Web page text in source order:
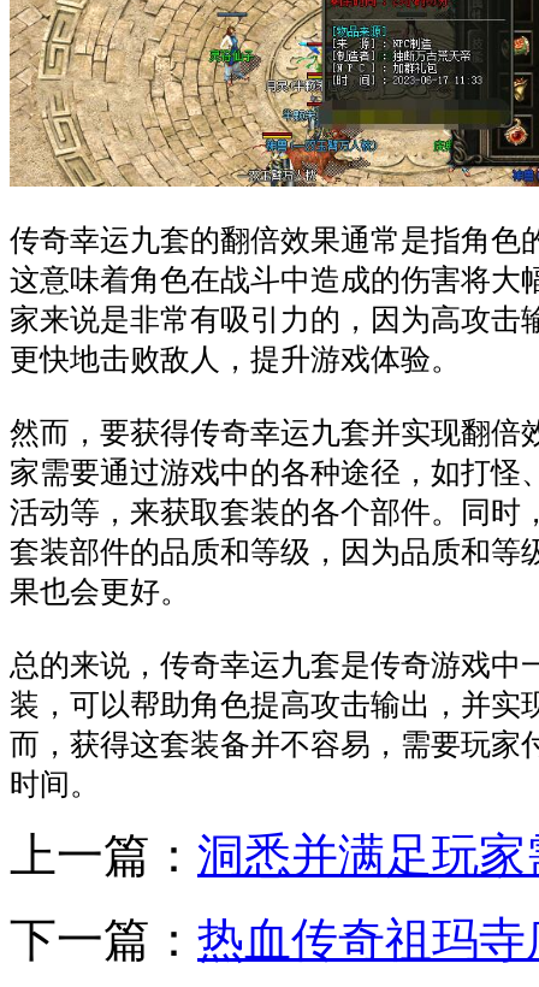
传奇幸运九套的翻倍效果通常是指角色
这意味着角色在战斗中造成的伤害将大
家来说是非常有吸引力的，因为高攻击
更快地击败敌人，提升游戏体验。
然而，要获得传奇幸运九套并实现翻倍
家需要通过游戏中的各种途径，如打怪
活动等，来获取套装的各个部件。同时
套装部件的品质和等级，因为品质和等
果也会更好。
总的来说，传奇幸运九套是传奇游戏中
装，可以帮助角色提高攻击输出，并实
而，获得这套装备并不容易，需要玩家
时间。
上一篇： 洞悉并满足玩
下一篇： 热血传奇祖玛